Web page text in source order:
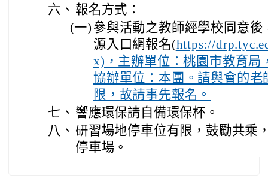
六、 報名方式：
(一) 參與活動之教師經學校同意
源入口網報名(https://
x)，主辦單位：桃園市教育局
協辦單位：本團。請與會的
限，故請事先報名。
七、 響應環保請自備環保杯。
八、 研習場地停車位有限，鼓勵共乘
停車場。